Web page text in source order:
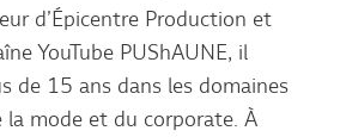
d’Épicentre Production et
YouTube PUShAUNE, il
de 15 ans dans les domaines
la mode et du corporate. À